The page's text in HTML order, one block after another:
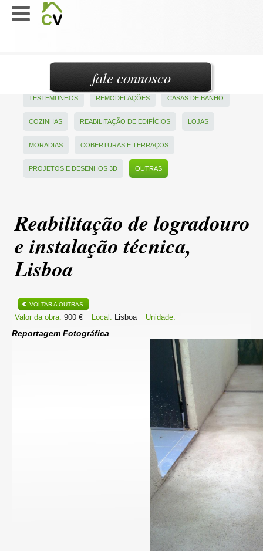
TESTEMUNHOS REMODELAÇÕES CASAS DE BANHO
COZINHAS REABILITAÇÃO DE EDIFÍCIOS LOJAS
MORADIAS COBERTURAS E TERRAÇOS
PROJETOS E DESENHOS 3D OUTRAS
Reabilitação de logradouro
e instalação técnica,
Lisboa
VOLTAR A OUTRAS
Valor da obra: 900 € Local: Lisboa Unidade:
Reportagem Fotográfica
fale connosco